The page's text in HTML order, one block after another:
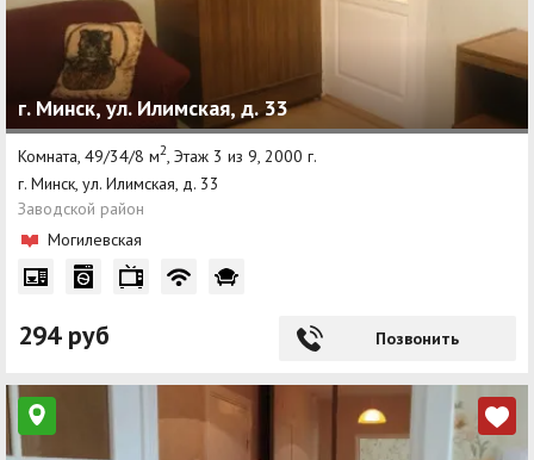
г. Минск, ул. Илимская, д. 33
Комната, 49/34/8 м2 , Этаж 3 из 9, 2000 г.
г. Минск, ул. Илимская, д. 33
Заводской район
Могилевская
294 руб Позвонить